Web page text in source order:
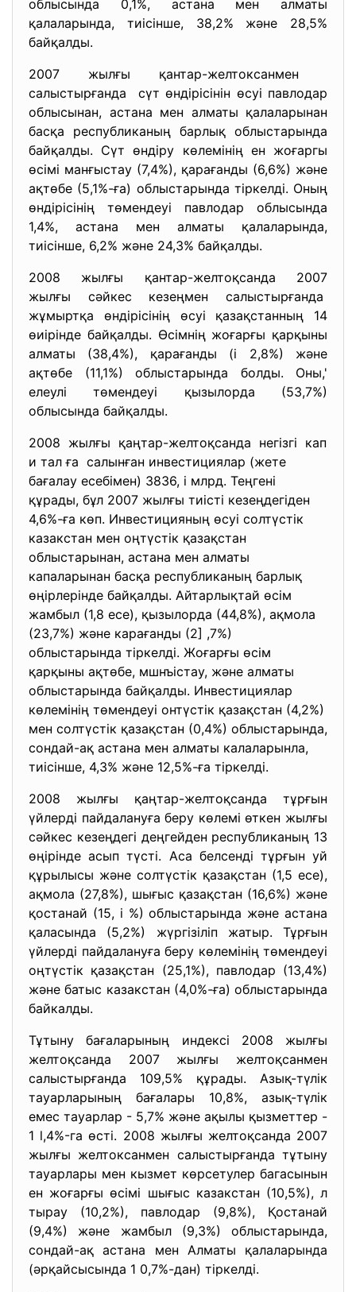
облысында 0,1%, астана мен алматы
қалаларында, тиісінше, 38,2% және 28,5%
байқалды.
2007 жылғы қантар-желтоксанмен
салыстырғанда сүт өндірісінін өсуі павлодар
облысынан, астана мен алматы қалаларынан
басқа республиканың барлық облыстарында
байқалды. Сүт өндіру көлемінің ен жоғаргы
өсімі манғыстау (7,4%), қарағанды (6,6%) және
ақтөбе (5,1%-ға) облыстарында тіркелді. Оның
өндірісінің төмендеуі павлодар облысында
1,4%, астана мен алматы қалаларында,
тиісінше, 6,2% және 24,3% байқалды.
2008 жылғы қантар-желтоқсанда 2007
жылғы сәйкес кезеңмен салыстырғанда
жұмыртқа өндірісінің өсуі қазақстанның 14
өиірінде байқалды. Өсімнің жоғарғы қарқыны
алматы (38,4%), қарағанды (і 2,8%) және
ақтөбе (11,1%) облыстарында болды. Оны,'
елеулі төмендеуі қызылорда (53,7%)
облысында байқалды.
2008 жылғы қаңтар-желтоқсанда негізгі кап
и тал ға салынған инвестициялар (жете
бағалау есебімен) 3836, і млрд. Теңгені
құрады, бұл 2007 жылғы тиісті кезеңдегіден
4,6%-ға көп. Инвестицияның өсуі солтүстік
казакстан мен оңтүстік қазақстан
облыстарынан, астана мен алматы
капаларынан басқа республиканың барлық
өңірлерінде байқалды. Айтарлықтай өсім
жамбыл (1,8 есе), қызылорда (44,8%), ақмола
(23,7%) және карағанды (2] ,7%)
облыстарында тіркелді. Жоғарғы өсім
қарқыны ақтөбе, мшнъістау, және алматы
облыстарында байқалды. Инвестициялар
көлемінің төмендеуі онтүстік қазақстан (4,2%)
мен солтүстік қазақстан (0,4%) облыстарында,
сондай-ақ астана мен алматы калаларынла,
тиісінше, 4,3% және 12,5%-ға тіркелді.
2008 жылғы қаңтар-желтоқсанда тұрғын
үйлерді пайдалануға беру көлемі өткен жылғы
сәйкес кезеңдегі деңгейден республиканың 13
өңірінде асып түсті. Аса белсенді тұрғын уй
құрылысы және солтүстік қазақстан (1,5 есе),
ақмола (27,8%), шығыс қазақстан (16,6%) және
қостанай (15, і %) облыстарында және астана
қаласында (5,2%) жүргізіліп жатыр. Тұрғын
үйлерді пайдалануға беру көлемінің төмендеуі
оңтүстік қазақстан (25,1%), павлодар (13,4%)
және батыс казакстан (4,0%-ға) облыстарында
байкалды.
Тұтыну бағаларының индексі 2008 жылғы
желтоқсанда 2007 жылғы желтоқсанмен
салыстырғанда 109,5% құрады. Азық-түлік
тауарларының бағалары 10,8%, азық-түлік
емес тауарлар - 5,7% және ақылы қызметтер -
1 l,4%-га өсті. 2008 жылғы желтоқсанда 2007
жылғы желтоксанмен салыстырғанда тұтыну
тауарлары мен кызмет көрсетулер багасынын
ен жоғарғы өсімі шығыс казакстан (10,5%), л
тырау (10,2%), павлодар (9,8%), Қостанай
(9,4%) және жамбыл (9,3%) облыстарында,
сондай-ақ астана мен Алматы қалаларында
(әрқайсысында 1 0,7%-дан) тіркелді.